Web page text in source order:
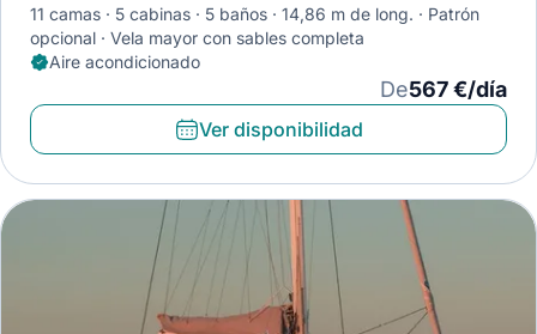
11 camas 5 cabinas 5 baños 14,86 m de long.
Patrón
opcional
Vela mayor con sables completa
Aire acondicionado
De567 €/día
Ver disponibilidad